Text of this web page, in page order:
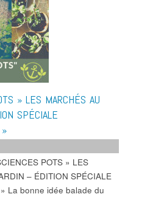
» LES MARCHÉS AU
SPÉCIALE
POTS » LES
– ÉDITION SPÉCIALE
La bonne idée balade du